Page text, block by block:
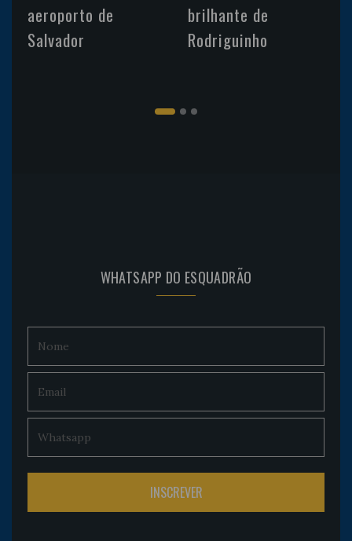
aeroporto de
Salvador
brilhante de
Rodriguinho
WHATSAPP DO ESQUADRÃO